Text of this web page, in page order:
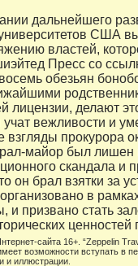
дальнейшего
США
властей,
Пресс со
обезьян
лицензии, делают
учат вежливости и
взгляды прокурора
майор был лишен
скандала и
он брал взятки за
в
и призвано стать
ценностей
сайта 16+. “Zeppelin
возможности вступать в
и иллюстрации.